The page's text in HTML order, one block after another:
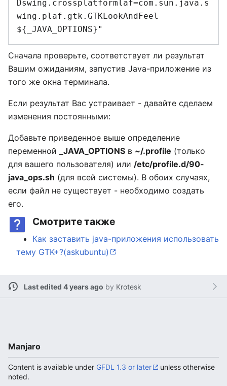
Dswing.crossplatformlaf=com.sun.java.s
wing.plaf.gtk.GTKLookAndFeel
Сначала проверьте, соответствует ли результат
Вашим ожиданиям, запустив Java-приложение из
того же окна терминала.
Если результат Вас устраивает - давайте сделаем
изменения постоянными:
Добавьте приведенное выше определение
переменной
_JAVA_OPTIONS в ~/.profile (только
для вашего пользователя) или /etc/profile.d/90-
java_ops.sh (для всей системы). В обоих случаях,
если файл не существует - необходимо создать
его.
Смотрите также
Как заставить java-приложения использовать
тему GTK+?(askubuntu)
Last edited 4 years ago by Krotesk
Manjaro
Content is available under GFDL 1.3 or later
unless otherwise
noted.